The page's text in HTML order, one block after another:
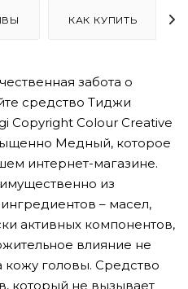
КАК КУПИТЬ
забота о
средство Тиджи
Copyright Colour Creative
Медный, которое
интернет-магазине.
из
– масел,
активных компонентов,
влияние не
кожу головы. Средство
который не вызывает